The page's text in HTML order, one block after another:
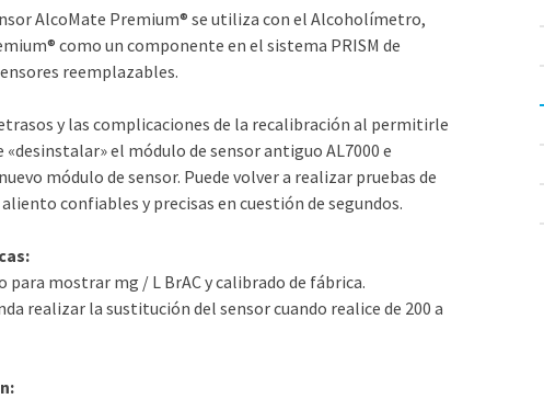
AlcoMate Premium® se utiliza con el Alcoholímetro,
como un componente en el sistema PRISM de
reemplazables.
y las complicaciones de la recalibración al permitirle
el módulo de sensor antiguo AL7000 e
módulo de sensor. Puede volver a realizar pruebas de
confiables y precisas en cuestión de segundos.
para mostrar mg / L BrAC y calibrado de fábrica.
realizar la sustitución del sensor cuando realice de 200 a